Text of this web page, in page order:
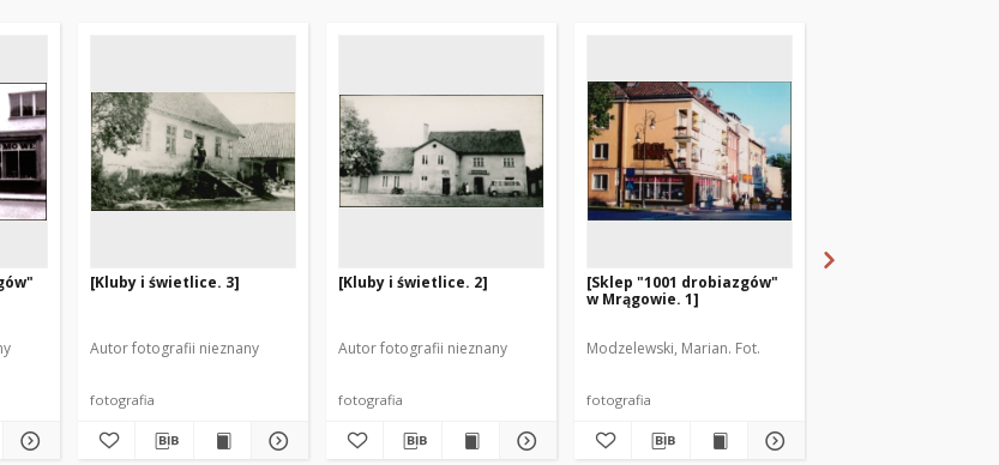
[Kluby i świetlice. 3]
Autor fotografii nieznany
fotografia
[Kluby i świetlice. 2]
Autor fotografii nieznany
fotografia
[Sklep "1001 drobiazgów"
w Mrągowie. 1]
Modzelewski, Marian. Fot.
fotografia